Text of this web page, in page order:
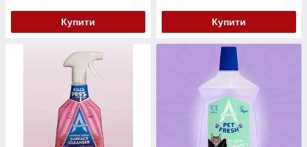
Купити Купити